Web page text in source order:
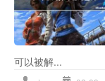
可以被解...